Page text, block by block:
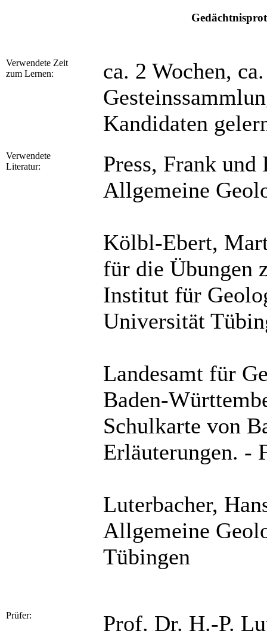
Verwendete Zeit
zum Lernen:
ca. 2 Wochen,
Kandidaten
Verwendete
Literatur:
Press, Frank
Allgemeine
Kölbl-Ebert,
für die Übungen
Institut für
Universität
Landesamt für
Baden-
Schulkarte von
Erläuterungen. -
Luterbacher,
Allgemeine
Tübingen
Prüfer: Prof. Dr. H.-P.